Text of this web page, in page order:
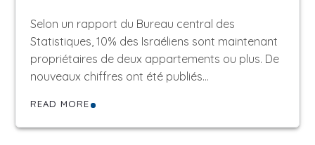
Selon un rapport du Bureau central des
Statistiques, 10% des Israéliens sont maintenant
propriétaires de deux appartements ou plus. De
nouveaux chiffres ont été publiés…
READ MORE